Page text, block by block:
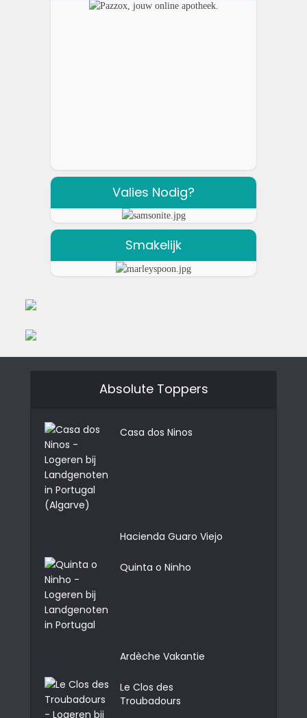
Valies Nodig?
Smakelijk
Absolute Toppers
Casa dos Ninos
Hacienda Guaro Viejo
Quinta o Ninho
Ardèche Vakantie
Le Clos des
Troubadours